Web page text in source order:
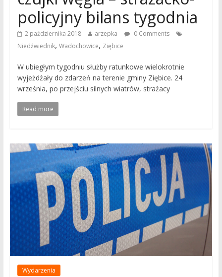
policyjny bilans tygodnia
2 października 2018 arzepka
0 Comments
Niedźwiednik, Wadochowice, Ziębice
W ubiegłym tygodniu służby ratunkowe wielokrotnie
wyjeżdżały do zdarzeń na terenie gminy Ziębice. 24
września, po przejściu silnych wiatrów, strażacy
Read more
Wydarzenia